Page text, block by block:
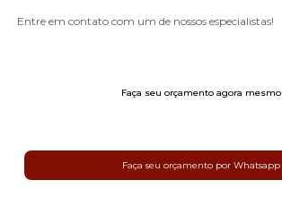
Entre em contato com um de nossos especialistas!
Faça seu orçamento agora mesmo
Faça seu orçamento por Whatsapp